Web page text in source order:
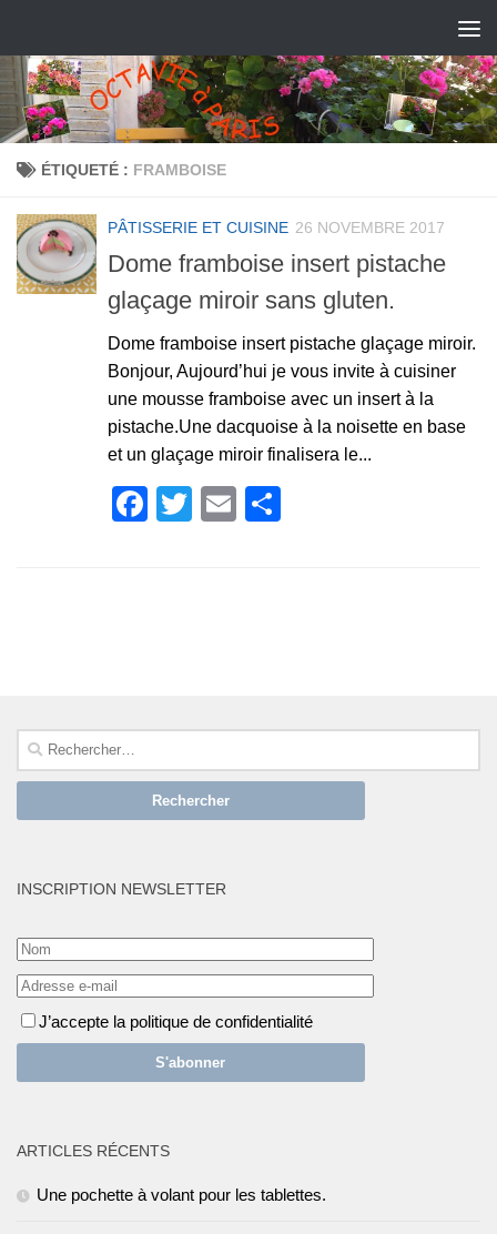
ÉTIQUETÉ : FRAMBOISE
PÂTISSERIE ET CUISINE 26 NOVEMBRE 2017
Dome framboise insert pistache
glaçage miroir sans gluten.
Dome framboise insert pistache glaçage miroir.
Bonjour, Aujourd’hui je vous invite à cuisiner
une mousse framboise avec un insert à la
pistache.Une dacquoise à la noisette en base
et un glaçage miroir finalisera le...
Facebook
TwitterEmail
Rechercher :
INSCRIPTION NEWSLETTER
J’accepte la politique de confidentialité
ARTICLES RÉCENTS
Une pochette à volant pour les tablettes.